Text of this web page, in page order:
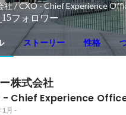
社 / CXO - Chief Experience
15フォロワー
ストーリー 性格
株式会社
- Chief Experience
月 -